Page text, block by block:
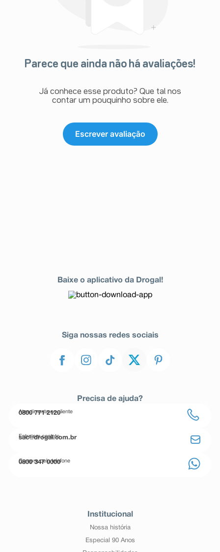
Parece que ainda não há avaliações!
Já conhece esse produto? Que tal nos
contar um pouquinho sobre ele.
Escrever avaliação
Baixe o aplicativo da Drogal!
Siga nossas redes sociais
Precisa de ajuda?
Atendimento ao cliente
0800 771 2120
Entre em contato
sac@drogal.com.br
Compre pelo telefone
0800 347 0000
Institucional
Nossa história
Especial 90 Anos